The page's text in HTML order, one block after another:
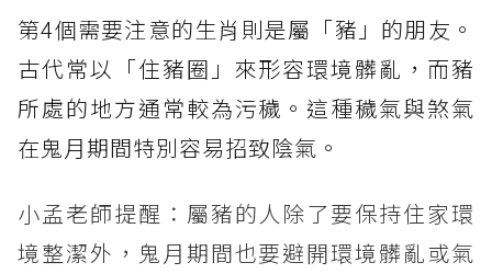
第4個需要注意的生肖則是屬「豬」的朋友。
古代常以「住豬圈」來形容環境髒亂，而豬
所處的地方通常較為污穢。這種穢氣與煞氣
在鬼月期間特別容易招致陰氣。
小孟老師提醒：屬豬的人除了要保持住家環
境整潔外，鬼月期間也要避開環境髒亂或氣